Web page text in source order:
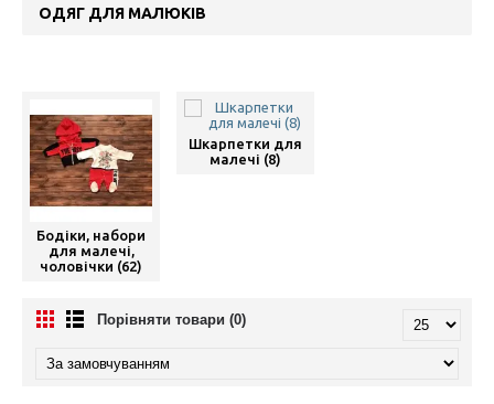
ОДЯГ ДЛЯ МАЛЮКІВ
Бодіки, набори
для малечі,
чоловічки (62)
Шкарпетки для
малечі (8)
Порівняти товари (0)